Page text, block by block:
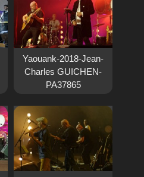
Yaouank-2018-Jean-
Charles GUICHEN-
PA37865